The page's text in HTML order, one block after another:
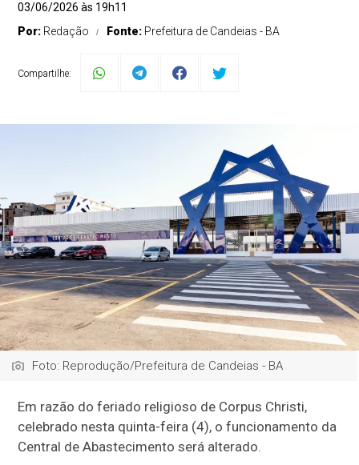
03/06/2026 às 19h11
Por: Redação Fonte: Prefeitura de Candeias - BA
Compartilhe:
Foto: Reprodução/Prefeitura de Candeias - BA
Em razão do feriado religioso de Corpus Christi,
celebrado nesta quinta-feira (4), o funcionamento da
Central de Abastecimento será alterado.